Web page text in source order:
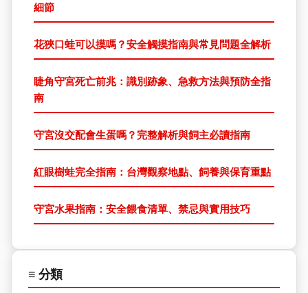
細節
花狹口蛙可以摸嗎？安全觸摸指南與常見問題全解析
睫角守宮死亡前兆：識別跡象、急救方法與預防全指
南
守宮沒交配會生蛋嗎？完整解析與飼主必讀指南
紅眼樹蛙完全指南：台灣觀察地點、飼養與保育重點
守宮水果指南：安全餵食清單、禁忌與實用技巧
≡ 分類